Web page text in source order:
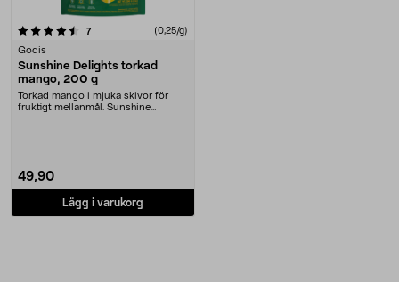
7recensioner (0,25/g)
Godis
Sunshine Delights torkad
mango, 200 g
Torkad mango i mjuka skivor för
fruktigt mellanmål. Sunshine
49,90
Lägg i varukorg